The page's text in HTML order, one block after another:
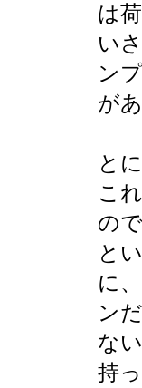
は
い
ン
が
と
こ
の
と
に
ン
な
持